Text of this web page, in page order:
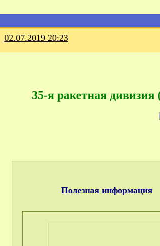
02.07.2019 20:23
35-я ракетная
Полезная информация